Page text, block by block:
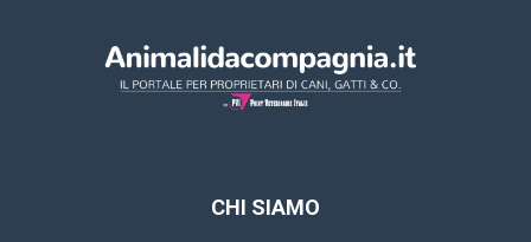
CHI SIAMO